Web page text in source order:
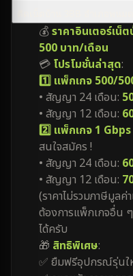
💰ราคาอินเตอร์เน็
500 บาท/เดือน
💳 โปรโมชั่นล่าสุด:
1️⃣ แพ็กเกจ 500/
• สัญญา 24 เดือน:
• สัญญา 12 เดือน:
2️⃣ แพ็กเกจ 1
สนใจสมัคร !
• สัญญา 24 เดือน:
• สัญญา 12 เดือน:
(ราคาไม่รวมภาษีมูลค่
ต้องการแพ็กเกจอื่น
ได้ครับ
🎁 สิทธิพิเศษ:
✅ ยืมฟรีอุปกรณ์รุ่นใ